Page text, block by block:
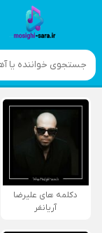
دکلمه های علیرضا
آریانفر